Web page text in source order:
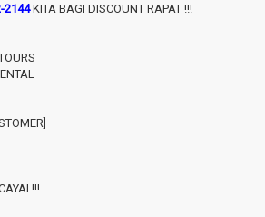
2144KITA BAGI DISCOUNT RAPAT !!!
!!!